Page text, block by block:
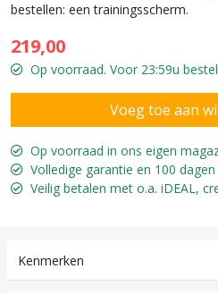
bestellen: een trainingsscherm.
219,00
Op voorraad. Voor 23:59u
Op voorraad in ons eigen
Volledige garantie en 100
Veilig betalen met o.a. iDEAL,
Kenmerken